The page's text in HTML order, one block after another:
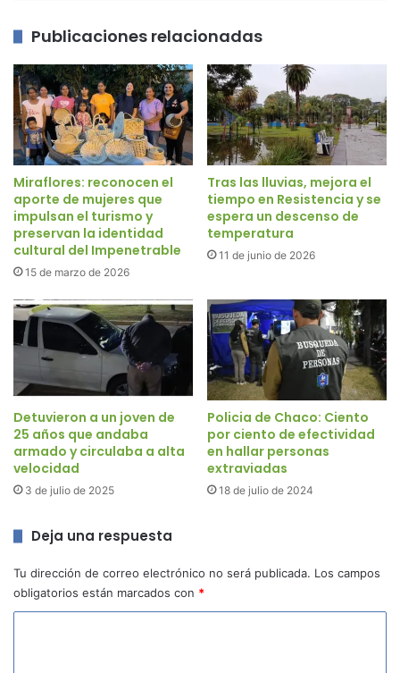
Publicaciones relacionadas
Miraflores: reconocen el
aporte de mujeres que
impulsan el turismo y
preservan la identidad
cultural del Impenetrable
15 de marzo de 2026
Tras las lluvias, mejora el
tiempo en Resistencia y se
espera un descenso de
temperatura
11 de junio de 2026
Detuvieron a un joven de
25 años que andaba
armado y circulaba a alta
velocidad
3 de julio de 2025
Policia de Chaco: Ciento
por ciento de efectividad
en hallar personas
extraviadas
18 de julio de 2024
Deja una respuesta
Tu dirección de correo electrónico no será publicada. Los campos
obligatorios están marcados con *